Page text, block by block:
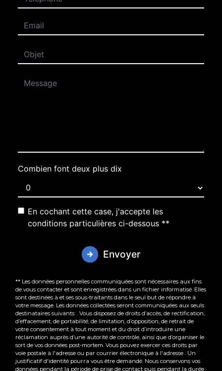
Combien font deux plus dix
En cochant cette case, j'accepte les
conditions particulières ci-dessous **
Envoyer
** Les données personnelles communiquées sont nécessaires aux fins
de vous contacter et sont enregistrées dans un fichier informatisé. Elles
sont destinées à et ses sous-traitants dans le seul but de répondre à
votre message. Les données collectées seront communiquées aux seuls
destinataires suivants: . Vous disposez de droits d’accès, de rectification,
d’effacement, de portabilité, de limitation, d’opposition, de retrait de
votre consentement à tout moment et du droit d’introduire une
réclamation auprès d’une autorité de contrôle, ainsi que d’organiser le
sort de vos données post-mortem. Vous pouvez exercer ces droits par
voie postale à l'adresse ou par courrier électronique à l'adresse . Un
justificatif d'identité pourra vous être demandé. Nous conservons vos
données pendant la période de prise de contact puis pendant la durée